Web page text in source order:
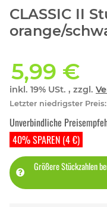
CLASSIC II
orange/
5,99 €
inkl. 19% USt. , zzgl.
Letzter niedrigster Preis:
40% SPAREN (4 €)
Unverbindliche
Größere Stückzahlen